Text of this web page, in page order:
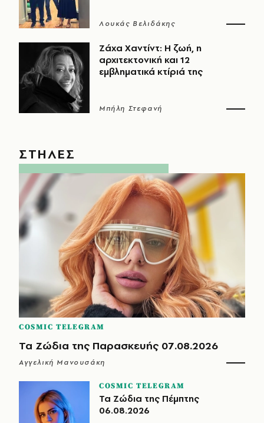
Λουκάς Βελιδάκης
Ζάχα Χαντίντ: Η ζωή, η
αρχιτεκτονική και 12
εμβληματικά κτίριά της
Μπήλη Στεφανή
ΣΤΗΛΕΣ
COSMIC TELEGRAM
Τα Ζώδια της Παρασκευής 07.08.2026
Αγγελική Μανουσάκη
COSMIC TELEGRAM
Τα Ζώδια της Πέμπτης
06.08.2026